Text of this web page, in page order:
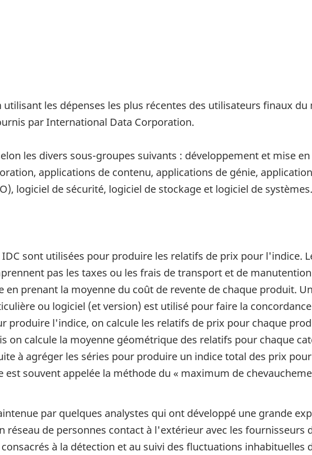
les dépenses les plus récentes des utilisateurs finaux du
par International Data Corporation.
les divers sous-groupes suivants : développement et mise
applications de contenu, applications de génie,
logiciel de sécurité, logiciel de stockage et logiciel de systèmes.
sont utilisées pour produire les relatifs de prix pour l'indice.
pas les taxes ou les frais de transport et de
en prenant la moyenne du coût de revente de chaque produit.
ou logiciel (et version) est utilisé pour faire la
produire l'indice, on calcule les relatifs de prix pour chaque
on calcule la moyenne géométrique des relatifs pour chaque
à agréger les séries pour produire un indice total des prix
souvent appelée la méthode du « maximum de
par quelques analystes qui ont développé une grande
réseau de personnes contact à l'extérieur avec les fournisseurs
à la détection et au suivi des fluctuations inhabituelles